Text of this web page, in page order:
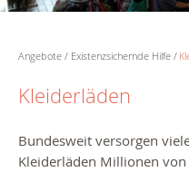
Angebote Existenzsichernde Hilfe
Kleiderläden
Bundesweit versorgen
Kleiderläden Millionen